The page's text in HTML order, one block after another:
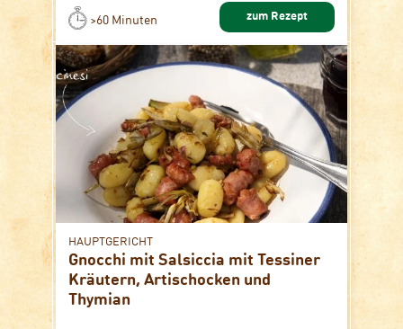
>60 Minuten zum Rezept
HAUPTGERICHT
Gnocchi mit Salsiccia mit Tessiner
Kräutern, Artischocken und
Thymian